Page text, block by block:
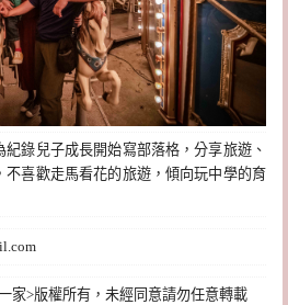
錄兒子成長開始寫部落格，分享旅遊、
不喜歡走馬看花的旅遊，傾向玩中學的育
家>版權所有，未經同意請勿任意轉載